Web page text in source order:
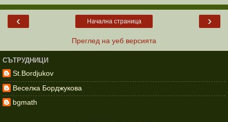
‹ ›
Начална страница
Преглед на уеб версията
СЪТРУДНИЦИ
St.Bordjukov
Веселка Борджукова
bgmath